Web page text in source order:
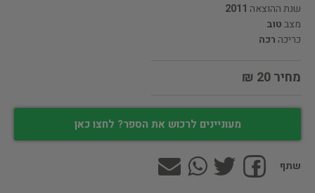
שנת ההוצאה 2011
מצבטוב
כריכה רכה
מחיר 20 ₪
מעוניינים לרכוש את הספר? לחצו כאן
שתף